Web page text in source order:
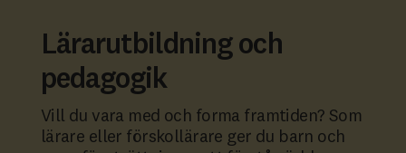
Lärarutbildning och
pedagogik
Vill du vara med och forma framtiden? Som
lärare eller förskollärare ger du barn och